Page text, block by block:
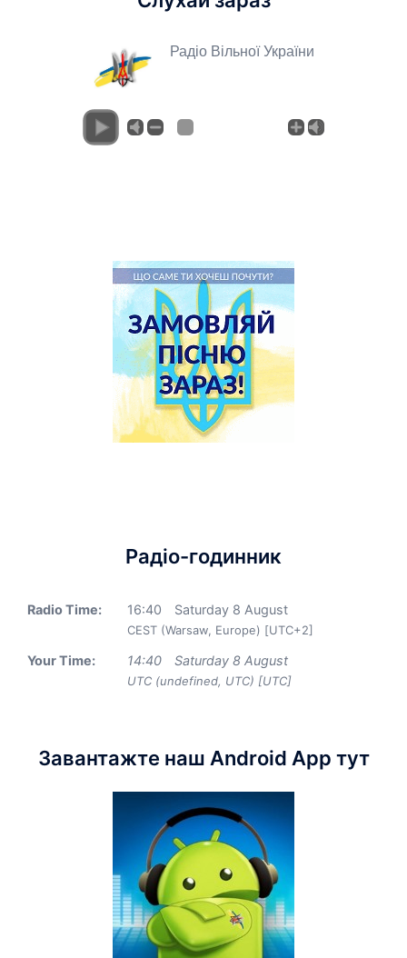
Радіо Вільної України
Радіо-годинник
Radio Time: 16:40 Saturday 8 August
CEST (Warsaw, Europe) [UTC+2]
Your Time: 14:40 Saturday 8 August
UTC (undefined, UTC) [UTC]
Завантажте наш Android App тут